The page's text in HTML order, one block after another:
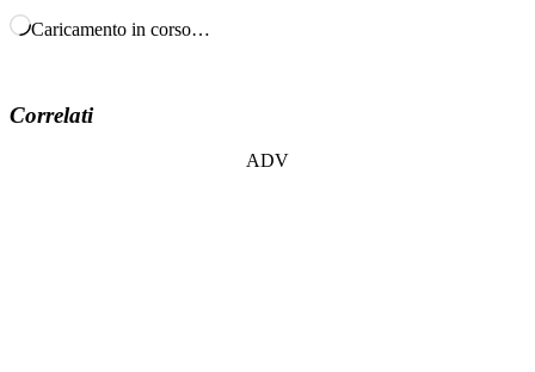
Caricamento in corso…
Correlati
ADV